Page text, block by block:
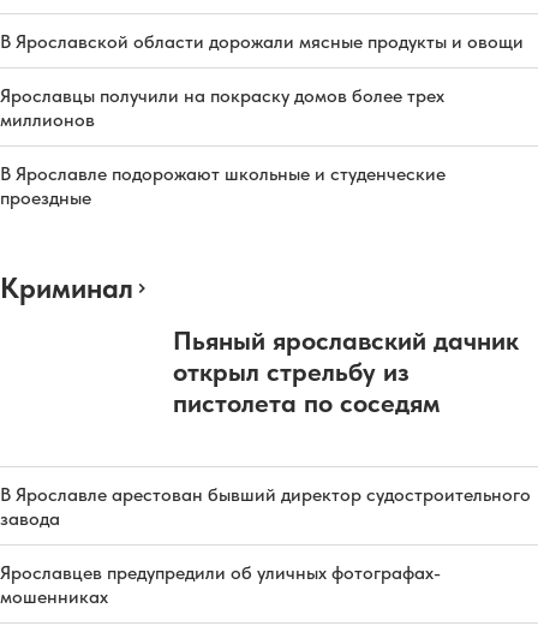
В Ярославской области дорожали мясные продукты и овощи
Ярославцы получили на покраску домов более трех
миллионов
В Ярославле подорожают школьные и студенческие
проездные
Криминал
Пьяный ярославский дачник
открыл стрельбу из
пистолета по соседям
В Ярославле арестован бывший директор судостроительного
завода
Ярославцев предупредили об уличных фотографах-
мошенниках